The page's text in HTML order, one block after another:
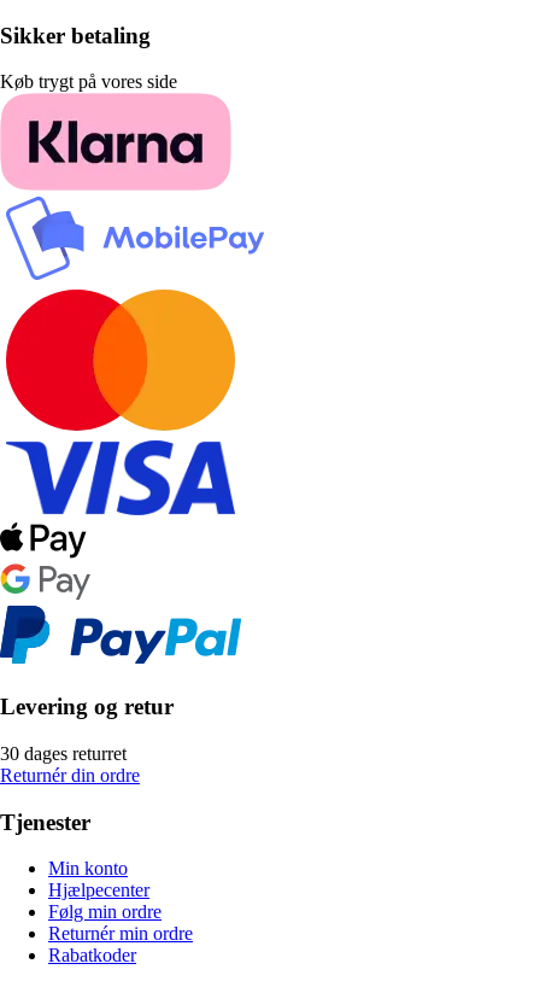
Sikker betaling
Køb trygt på vores side
Levering og retur
30 dages returret
Returnér din ordre
Tjenester
Min konto
Hjælpecenter
Følg min ordre
Returnér min ordre
Rabatkoder